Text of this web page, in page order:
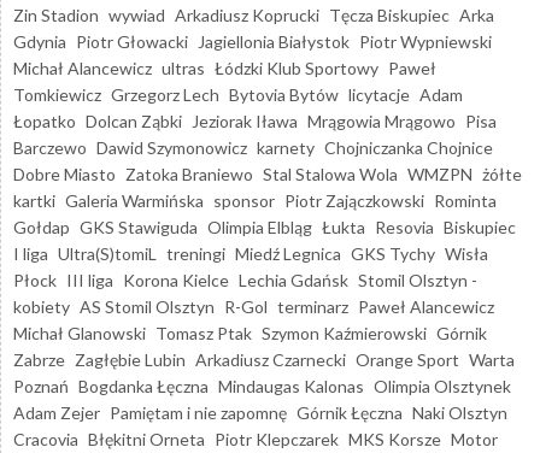
Zin Stadion wywiad Arkadiusz Koprucki Tęcza Biskupiec Arka
Gdynia Piotr Głowacki Jagiellonia Białystok Piotr Wypniewski
Michał Alancewicz ultras Łódzki Klub Sportowy Paweł
Tomkiewicz Grzegorz Lech Bytovia Bytów licytacje Adam
Łopatko Dolcan Ząbki Jeziorak Iława Mrągowia Mrągowo Pisa
Barczewo Dawid Szymonowicz karnety Chojniczanka Chojnice
Dobre Miasto Zatoka Braniewo Stal Stalowa Wola WMZPN żółte
kartki Galeria Warmińska sponsor Piotr Zajączkowski Rominta
Gołdap GKS Stawiguda Olimpia Elbląg Łukta Resovia Biskupiec
I liga Ultra(S)tomiL treningi Miedź Legnica GKS Tychy Wisła
Płock III liga Korona Kielce Lechia Gdańsk Stomil Olsztyn -
kobiety AS Stomil Olsztyn R-Gol terminarz Paweł Alancewicz
Michał Glanowski Tomasz Ptak Szymon Kaźmierowski Górnik
Zabrze Zagłębie Lubin Arkadiusz Czarnecki Orange Sport Warta
Poznań Bogdanka Łęczna Mindaugas Kalonas Olimpia Olsztynek
Adam Zejer Pamiętam i nie zapomnę Górnik Łęczna Naki Olsztyn
Cracovia Błękitni Orneta Piotr Klepczarek MKS Korsze Motor